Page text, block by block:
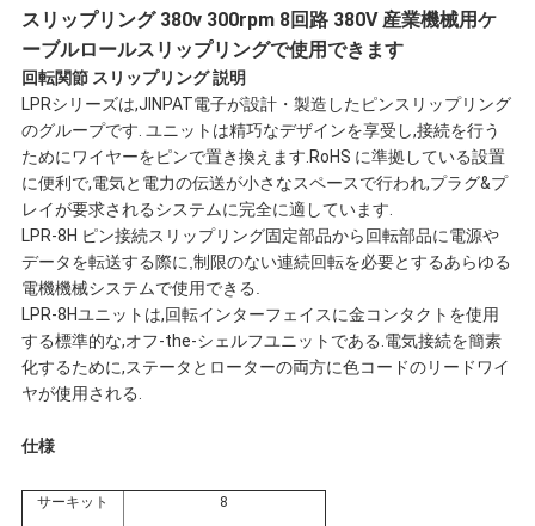
に
連
絡
し
な
さ
い
引
用
スリップリング 380v 300rpm 8回路 380V 産業機械用ケ
ーブルロールスリップリングで使用できます
回転関節 スリップリング 説明
LPRシリーズは,JINPAT電子が設計・製造したピンスリップリング
のグループです. ユニットは精巧なデザインを享受し,接続を行う
ためにワイヤーをピンで置き換えます.RoHS に準拠している設置
に便利で,電気と電力の伝送が小さなスペースで行われ,プラグ&プ
レイが要求されるシステムに完全に適しています.
LPR-8H ピン接続スリップリング固定部品から回転部品に電源や
データを転送する際に,制限のない連続回転を必要とするあらゆる
電機機械システムで使用できる.
LPR-8Hユニットは,回転インターフェイスに金コンタクトを使用
する標準的な,オフ-the-シェルフユニットである.電気接続を簡素
化するために,ステータとローターの両方に色コードのリードワイ
ヤが使用される.
仕様
サーキット 8